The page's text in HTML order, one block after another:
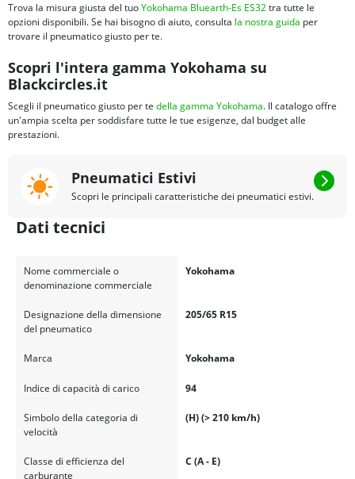
Trova la misura giusta del tuoYokohama Bluearth-Es ES32tra tutte le
opzioni disponibili. Se hai bisogno di aiuto, consulta la nostra guida per
trovare il pneumatico giusto per te.
Scopri l'intera gamma Yokohama su
Blackcircles.it
Scegli il pneumatico giusto per te della gamma Yokohama. Il catalogo offre
un'ampia scelta per soddisfare tutte le tue esigenze, dal budget alle
prestazioni.
Pneumatici Estivi
Scopri le principali caratteristiche dei pneumatici estivi.
Dati tecnici
Nome commerciale o
denominazione commerciale
Yokohama
Designazione della dimensione
del pneumatico
205/65 R15
Marca Yokohama
Indice di capacità di carico 94
Simbolo della categoria di
velocità
(H) (> 210 km/h)
Classe di efficienza del
carburante
C (A - E)